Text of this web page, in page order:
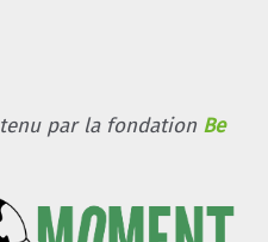
par la fondation Be